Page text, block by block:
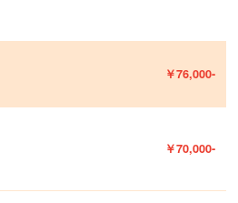
￥76,000-
￥70,000-